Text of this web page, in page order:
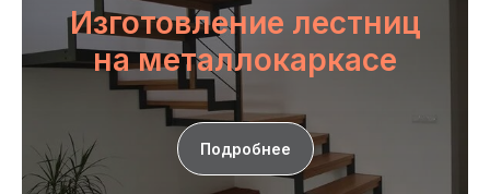
Изготовление лестниц
на металлокаркасе
Подробнее